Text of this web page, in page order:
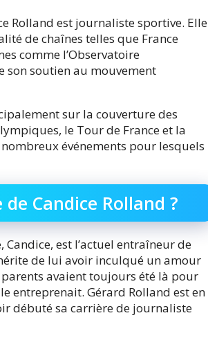
Rolland est journaliste sportive. Elle
de chaînes telles que France
comme l’Observatoire
son soutien au mouvement
sur la couverture des
le Tour de France et la
événements pour lesquels
Candice Rolland ?
est l’actuel entraîneur de
de lui avoir inculqué un amour
avaient toujours été là pour
entreprenait. Gérard Rolland est en
débuté sa carrière de journaliste